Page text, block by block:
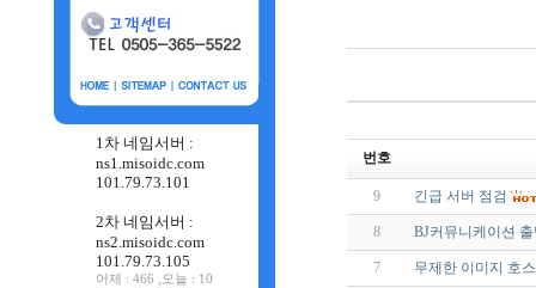
1차 네임서버 :
ns1.misoidc.com
101.79.73.101
2차 네임서버 :
ns2.misoidc.com
101.79.73.105
어제 : 466 ,오늘 : 10
번호
9 긴급 서버 점검
8 BJ커뮤니케이션
7 무제한 이미지 호